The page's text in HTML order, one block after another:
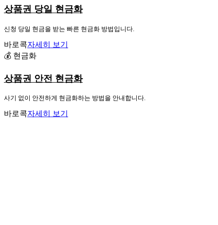
상품권 당일 현금화
신청 당일 현금을 받는 빠른 현금화 방법입니다.
바로콕자세히 보기
💰 현금화
상품권 안전 현금화
사기 없이 안전하게 현금화하는 방법을 안내합니다.
바로콕자세히 보기